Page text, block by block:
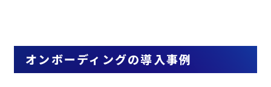
オンボーディングの導入事例